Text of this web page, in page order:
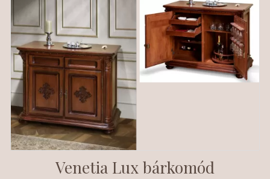
Venetia Lux bárkomód